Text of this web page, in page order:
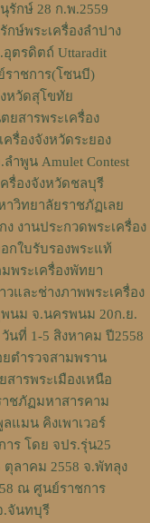
รักษ์ 28 ก.พ.2559
กษ์พระเครื่องลำปาง
อุตรดิตถ์ Uttaradit
ราชการ(โซนบี)
หวัดสุโขทัย
ยสารพระเครื่อง
รื่องจังหวัดระยอง
ำพูน Amulet Contest
รื่องจังหวัดชลบุรี
าวิทยาลัยราชภัฏเลย
งานประกวดพระเครื่อง
กใบรับรองพระแท้
พระเครื่องพัทยา
และช่างภาพพระเครื่อง
พนม จ.นครพนม 20ก.ย.
นที่ 1-5 สิงหาคม ปี2558
ยตำรวจสามพราน
ารพระเมืองเหนือ
าชภัฏมหาสารคาม
แมน คิงเพาเวอร์
าร โดย จปร.รุ่น25
ตุลาคม 2558 จ.พัทลุง
ณ ศูนย์ราชการ
.จันทบุรี